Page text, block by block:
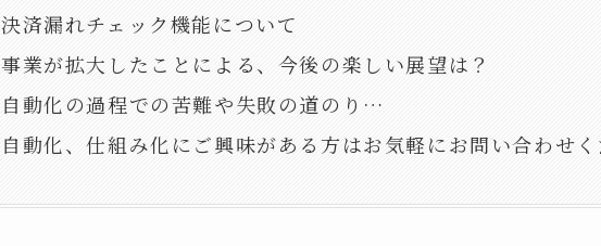
決済漏れチェック機能について
事業が拡大したことによる、今後の楽しい展望は？
自動化の過程での苦難や失敗の道のり…
自動化、仕組み化にご興味がある方はお気軽にお問い合わせ